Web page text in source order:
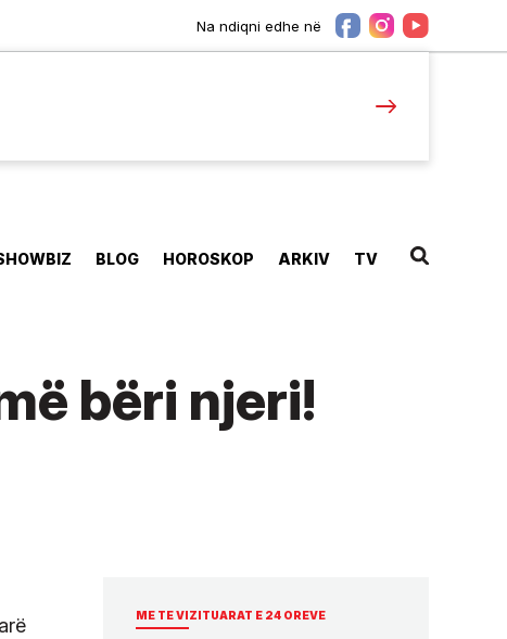
Na ndiqni edhe në
BLOG HOROSKOP ARKIV TV
bëri njeri!
ME TE VIZITUARAT E 24 OREVE